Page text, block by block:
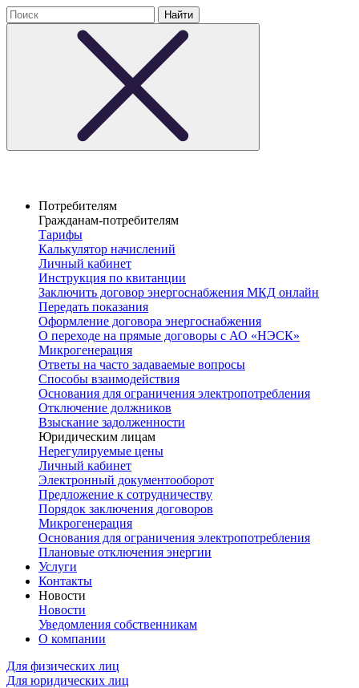
Потребителям
Гражданам-потребителям
Тарифы
Калькулятор начислений
Личный кабинет
Инструкция по квитанции
Заключить договор энергоснабжения МКД онлайн
Передать показания
Оформление договора энергоснабжения
О переходе на прямые договоры с АО «НЭСК»
Микрогенерация
Ответы на часто задаваемые вопросы
Способы взаимодействия
Основания для ограничения электропотребления
Отключение должников
Взыскание задолженности
Юридическим лицам
Нерегулируемые цены
Личный кабинет
Электронный документооборот
Предложение к сотрудничеству
Порядок заключения договоров
Микрогенерация
Основания для ограничения электропотребления
Плановые отключения энергии
Услуги
Контакты
Новости
Новости
Уведомления собственникам
О компании
Для физических лиц
Для юридических лиц